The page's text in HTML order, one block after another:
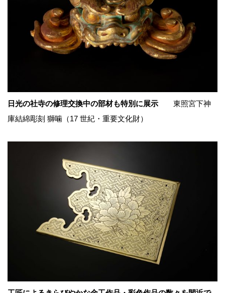
日光の社寺の修理交換中の部材も特別に展示 東照宮下神
庫結綿彫刻 獅噛（17 世紀・重要文化財）